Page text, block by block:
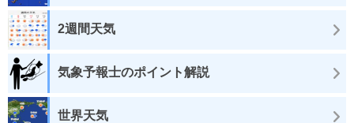
2週間天気
気象予報士のポイント解説
世界天気